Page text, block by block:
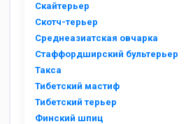
Скайтерьер
Скотч-терьер
Среднеазиатская овчарка
Стаффордширский бультерьер
Такса
Тибетский мастиф
Тибетский терьер
Финский шпиц